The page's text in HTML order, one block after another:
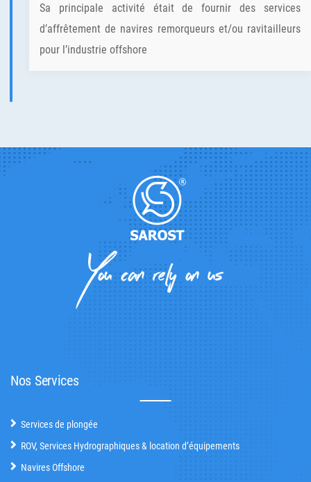
Sa principale activité était de fournir des services
d’affrêtement de navires remorqueurs et/ou ravitailleurs
pour l’industrie offshore
Nos Services
Services de plongée
ROV, Services Hydrographiques & location d’équipements
Navires Offshore